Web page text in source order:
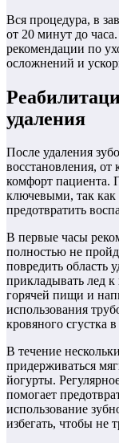
Вся процедура, в
от 20 минут до
рекомендации по
осложнений и
удаления
После удаления
восстановления, от
комфорт пациента.
ключевыми, так как
предотвратить
В первые часы
полностью не
повредить область
прикладывать лед к
горячей пищи и
использования
кровяного сгустка
В течение
придерживаться
йогурты.
помогает
использование
избегать, чтобы не